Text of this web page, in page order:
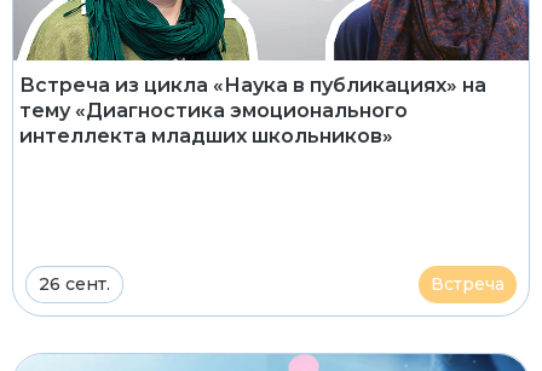
Встреча из цикла «Наука в публикациях» на
тему «Диагностика эмоционального
интеллекта младших школьников»
26 сент. Встреча